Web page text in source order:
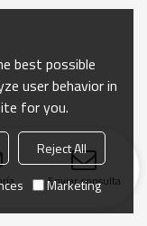
Enviar consulta
best possible
user behavior in
for you.
Reject All
Marketing